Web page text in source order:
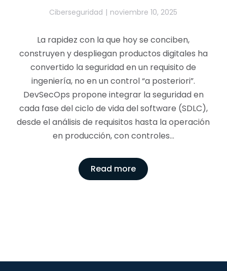
Ciberseguridad noviembre 10, 2025
La rapidez con la que hoy se conciben,
construyen y despliegan productos digitales ha
convertido la seguridad en un requisito de
ingeniería, no en un control “a posteriori”.
DevSecOps propone integrar la seguridad en
cada fase del ciclo de vida del software (SDLC),
desde el análisis de requisitos hasta la operación
en producción, con controles…
Read more